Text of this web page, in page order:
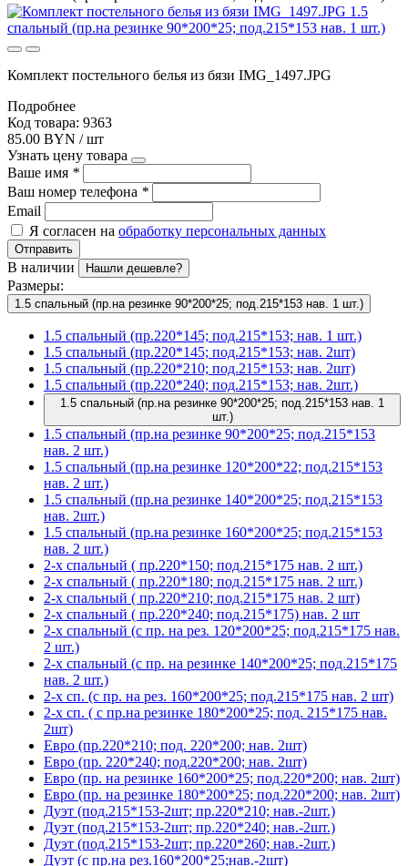
Комплект постельного белья из бязи IMG_1497.JPG
Подробнее
Код товара: 9363
85.00 BYN / шт
Узнать цену товара
Ваше имя *
Ваш номер телефона *
Email
Я согласен на обработку персональных данных
Отправить
В наличии Нашли дешевле?
Размеры:
1.5 спальный (пр.на резинке 90*200*25; под.215*153 нав. 1 шт.)
1.5 спальный (пр.220*145; под.215*153; нав. 1 шт.)
1.5 спальный (пр.220*145; под.215*153; нав. 2шт)
1.5 спальный (пр.220*210; под.215*153; нав. 2шт)
1.5 спальный (пр.220*240; под.215*153; нав. 2шт.)
1.5 спальный (пр.на резинке 90*200*25; под.215*153 нав. 1
шт.)
1.5 спальный (пр.на резинке 90*200*25; под.215*153
нав. 2 шт.)
1.5 спальный (пр.на резинке 120*200*22; под.215*153
нав. 2 шт.)
1.5 спальный (пр.на резинке 140*200*25; под.215*153
нав. 2шт.)
1.5 спальный (пр.на резинке 160*200*25; под.215*153
нав. 2 шт.)
2-х спальный ( пр.220*150; под.215*175 нав. 2 шт.)
2-х спальный ( пр.220*180; под.215*175 нав. 2 шт.)
2-х спальный ( пр.220*210; под.215*175 нав. 2 шт)
2-х спальный ( пр.220*240; под.215*175) нав. 2 шт
2-х спальный (с пр. на рез. 120*200*25; под.215*175 нав.
2 шт.)
2-х спальный (с пр. на резинке 140*200*25; под.215*175
нав. 2 шт.)
2-х сп. (с пр. на рез. 160*200*25; под.215*175 нав. 2 шт)
2-х сп. ( с пр.на резинке 180*200*25; под. 215*175 нав.
2шт)
Евро (пр.220*210; под. 220*200; нав. 2шт)
Евро (пр. 220*240; под.220*200; нав. 2шт)
Евро (пр. на резинке 160*200*25; под.220*200; нав. 2шт)
Евро (пр. на резинке 180*200*25; под.220*200; нав. 2шт)
Дуэт (под.215*153-2шт; пр.220*210; нав.-2шт.)
Дуэт (под.215*153-2шт; пр.220*240; нав.-2шт.)
Дуэт (под.215*153-2шт; пр.220*260; нав.-2шт.)
Дуэт (с пр.на рез.160*200*25;нав.-2шт)